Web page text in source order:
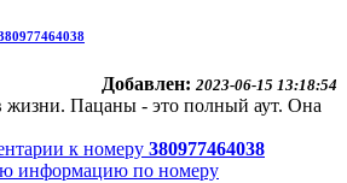
Добавлен: 2023-06-15 13:18:54
жизни. Пацаны - это полный аут. Она
к номеру 380977464038
информацию по номеру